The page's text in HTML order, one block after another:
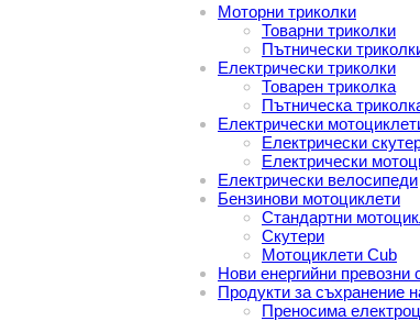
Моторни триколки
Товарни триколки
Пътнически
Електрически триколки
Товарен триколка
Пътническа
Електрически
Електрически
Електрически
Електрически велосипеди
Бензинови мотоциклети
Стандартни
Скутери
Мотоциклети Cub
Нови енергийни превозни
Продукти за съхранение
Преносима